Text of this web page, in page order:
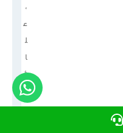
،
ع
ل
ا
ئ
م
،